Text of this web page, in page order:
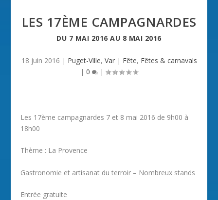
LES 17ÈME CAMPAGNARDES
DU 7 MAI 2016 AU 8 MAI 2016
18 juin 2016 | Puget-Ville, Var| Fête, Fêtes & carnavals
| 0 |
Les 17ème campagnardes 7 et 8 mai 2016 de 9h00 à
18h00
Thème : La Provence
Gastronomie et artisanat du terroir – Nombreux stands
Entrée gratuite